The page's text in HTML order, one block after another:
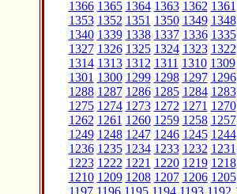
1366 1365 1364 1363 1362 1361
1353 1352 1351 1350 1349 1348
1340 1339 1338 1337 1336 1335
1327 1326 1325 1324 1323 1322
1314 1313 1312 1311 1310 1309
1301 1300 1299 1298 1297 1296
1288 1287 1286 1285 1284 1283
1275 1274 1273 1272 1271 1270
1262 1261 1260 1259 1258 1257
1249 1248 1247 1246 1245 1244
1236 1235 1234 1233 1232 1231
1223 1222 1221 1220 1219 1218
1210 1209 1208 1207 1206 1205
1197 1196 1195 1194 1193 1192